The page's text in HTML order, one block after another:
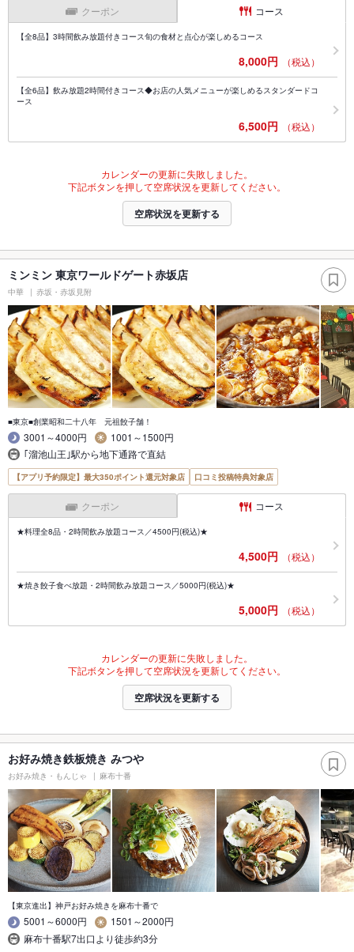
クーポン コース
【全8品】3時間飲み放題付きコース旬の食材と点心が楽しめるコース
8,000円 （税込）
【全6品】飲み放題2時間付きコース◆お店の人気メニューが楽しめるスタンダードコ
ース
6,500円 （税込）
カレンダーの更新に失敗しました。
下記ボタンを押して空席状況を更新してください。
空席状況を更新する
ミンミン 東京ワールドゲート赤坂店
中華 赤坂・赤坂見附
■東京■創業昭和二十八年 元祖餃子舗！
3001～4000円
1001～1500円
｢溜池山王｣駅から地下通路で直結
【アプリ予約限定】最大350ポイント還元対象店 口コミ投稿特典対象店
クーポン コース
★料理全8品・2時間飲み放題コース／4500円(税込)★
4,500円 （税込）
★焼き餃子食べ放題・2時間飲み放題コース／5000円(税込)★
5,000円 （税込）
カレンダーの更新に失敗しました。
下記ボタンを押して空席状況を更新してください。
空席状況を更新する
お好み焼き鉄板焼き みつや
お好み焼き・もんじゃ 麻布十番
【東京進出】神戸お好み焼きを麻布十番で
5001～6000円
1501～2000円
麻布十番駅7出口より徒歩約3分